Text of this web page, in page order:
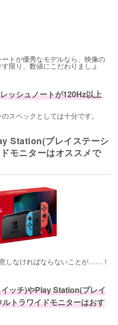
トが優秀なモデルなら、映像の
限り、数値にこだわりましょ
ッシュノートが120Hz以上
スペックとしては十分です。
Station(プレイステーシ
モニターはオススメで
しなければならないことが……！
ッチ)やPlay Station(プレイ
トラワイドモニターはおす